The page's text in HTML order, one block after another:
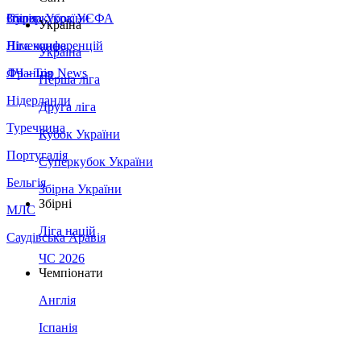
Збірна України
Італія
Німеччина
Франція
Нідерланди
Туреччина
Португалія
Бельгія
МЛС
Саудівська Аравія
Суперкубок УЄФА
Ліга конференцій
ЛЧ - Top News
Україна
Україна
Перша ліга
Друга ліга
Кубок України
Суперкубок України
Збірна України
Збірні
Ліга націй
ЧС 2026
Чемпіонати
Англія
Іспанія